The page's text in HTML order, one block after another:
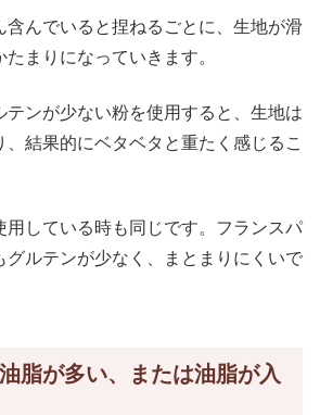
含んでいると捏ねるごとに、生地が滑
まりになっていきます。
テンが少ない粉を使用すると、生地は
、結果的にベタベタと重たく感じるこ
用している時も同じです。フランスパ
グルテンが少なく、まとまりにくいで
脂が多い、または油脂が入